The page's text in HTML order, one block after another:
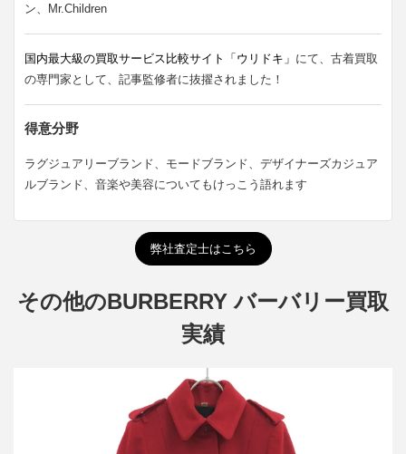
ン、Mr.Children
国内最大級の買取サービス比較サイト「ウリドキ」 にて、古着買取
の専門家として、記事監修者に抜擢されました！
得意分野
ラグジュアリーブランド、モードブランド、デザイナーズカジュア
ルブランド、音楽や美容についてもけっこう語れます
弊社査定士はこちら
その他のBURBERRY バーバリー買取
実績